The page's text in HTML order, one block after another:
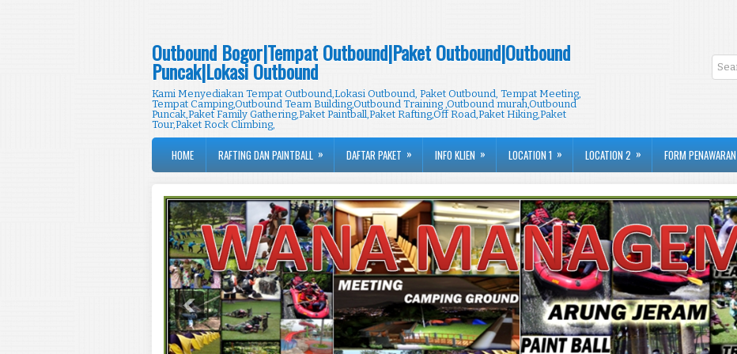
Outbound Bogor|Tempat Outbound|Paket Outbound|Outbound
Puncak|Lokasi Outbound
Kami Menyediakan Tempat Outbound,Lokasi Outbound, Paket Outbound, Tempat Meeting,
Tempat Camping,Outbound Team Building,Outbound Training ,Outbound murah,Outbound
Puncak,Paket Family Gathering,Paket Paintball,Paket Rafting,Off Road,Paket Hiking,Paket
Tour,Paket Rock Climbing,
HOME RAFTING DAN PAINTBALL » DAFTAR PAKET » INFO KLIEN » LOCATION 1 » LOCATION 2 » FORM PENAWARAN